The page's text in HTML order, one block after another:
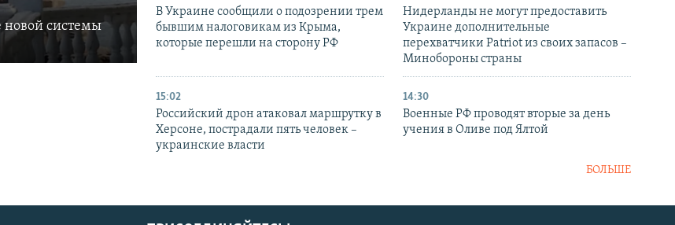
новой системы
В Украине сообщили о подозрении трем
бывшим налоговикам из Крыма,
которые перешли на сторону РФ
Нидерланды не могут предоставить
Украине дополнительные
перехватчики Patriot из своих запасов –
Минобороны страны
15:02
Российский дрон атаковал маршрутку в
Херсоне, пострадали пять человек –
украинские власти
14:30
Военные РФ проводят вторые за день
учения в Оливе под Ялтой
БОЛЬШЕ